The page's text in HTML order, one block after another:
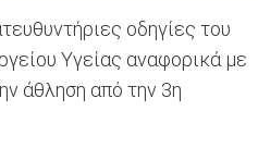
οδηγίες του
Υγείας αναφορικά με
άθληση από την 3η